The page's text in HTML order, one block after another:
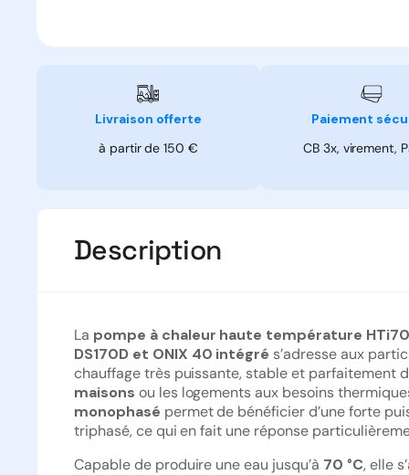
Livraison offerte
à partir de 150 €
Paiement
CB 3x, virement,
Description
La pompe à chaleur haute température
DS170D et ONIX 40 intégré s’adresse aux
chauffage très puissante, stable et parfaitement
maisons ou les logements aux besoins
monophasé permet de bénéficier d’une forte
triphasé, ce qui en fait une réponse
Capable de produire une eau jusqu’à 70 °C, elle